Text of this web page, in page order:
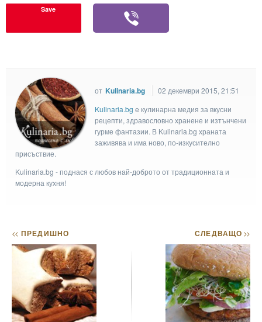
Save
от Kulinaria.bg
02 декември 2015, 21:51
Kulinaria.bg e кулинарна медия за вкусни
рецепти, здравословно хранене и изтънчени
гурме фантазии. В Kulinaria.bg храната
заживява и има ново, по-изкусително
присъствие.
Kulinaria.bg - поднася с любов най-доброто от традиционната и
модерна кухня!
<< ПРЕДИШНО СЛЕДВАЩО>>